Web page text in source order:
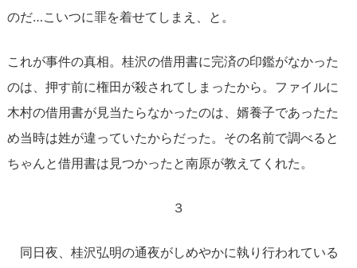
のだ…こいつに罪を着せてしまえ、と。
これが事件の真相。桂沢の借用書に完済の印鑑がなかった
のは、押す前に権田が殺されてしまったから。ファイルに
木村の借用書が見当たらなかったのは、婿養子であったた
め当時は姓が違っていたからだった。その名前で調べると
ちゃんと借用書は見つかったと南原が教えてくれた。
３
同日夜、桂沢弘明の通夜がしめやかに執り行われている